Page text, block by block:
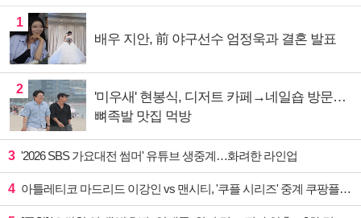
1
배우 지안, 前 야구선수 엄정욱과 결혼 발표
2
'미우새' 현봉식, 디저트 카페→네일숍 방문…
뼈족발 맛집 먹방
3 '2026 SBS 가요대전 썸머' 유튜브 생중계…화려한 라인업
4 아틀레티코 마드리드 이강인 vs 맨시티, '쿠플 시리즈' 중계 쿠팡플레이